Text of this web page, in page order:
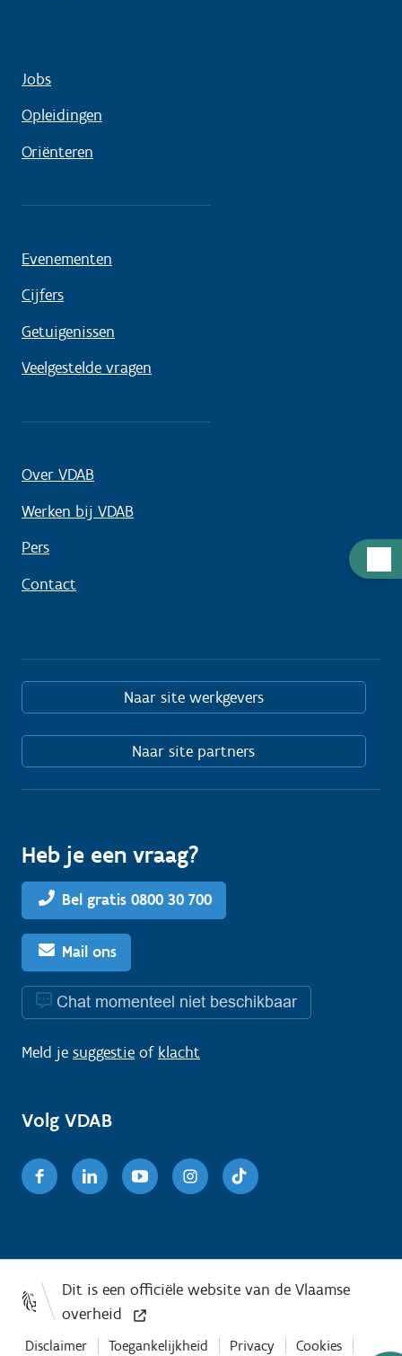
Jobs
Opleidingen
Oriënteren
Evenementen
Cijfers
Getuigenissen
Veelgestelde vragen
Over VDAB
Werken bij VDAB
Pers
Contact
Naar site werkgevers
Naar site partners
Heb je een vraag?
Bel gratis 0800 30 700
Mail ons
Chat momenteel niet beschikbaar
Meld je suggestie of klacht
Volg VDAB
FacebookLinkedinYoutubeInstagram
Disclaimer Toegankelijkheid Privacy Cookies